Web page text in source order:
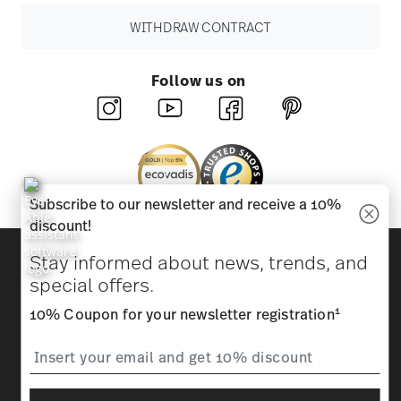
WITHDRAW CONTRACT
Follow us on
Beauty & functionality for your home
Homepage General terms and conditions
Privacy
*All prices incl. VAT and plusshipping costs.
Subscribe to our newsletter and receive a 10%
discount!
Stay informed about news, trends, and
special offers.
10% Coupon for your newsletter registration1